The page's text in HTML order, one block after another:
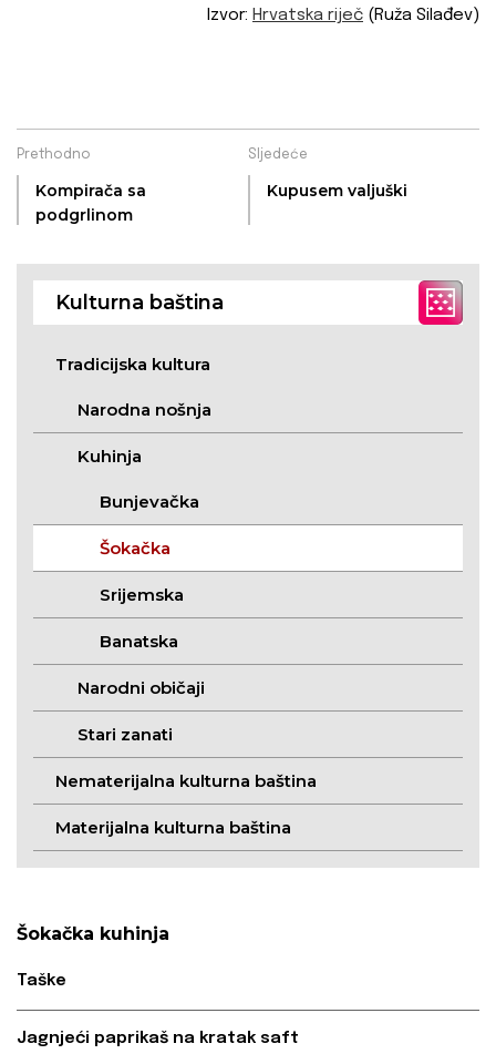
Izvor: Hrvatska riječ (Ruža Silađev)
Prethodno
Kompirača sa
podgrlinom
Sljedeće
Kupusem valjuški
Kulturna baština
Tradicijska kultura
Narodna nošnja
Kuhinja
Bunjevačka
Šokačka
Srijemska
Banatska
Narodni običaji
Stari zanati
Nematerijalna kulturna baština
Materijalna kulturna baština
Šokačka kuhinja
Taške
Jagnjeći paprikaš na kratak saft